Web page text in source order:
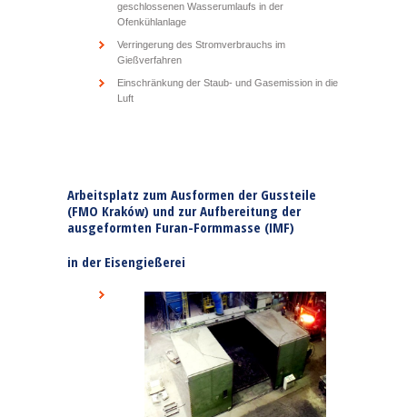
geschlossenen Wasserumlaufs in der
Ofenkühlanlage
Verringerung des Stromverbrauchs im
Gießverfahren
Einschränkung der Staub- und Gasemission in die
Luft
Arbeitsplatz zum Ausformen der Gussteile
(FMO Kraków) und zur Aufbereitung der
ausgeformten Furan-Formmasse (IMF)
in der Eisengießerei